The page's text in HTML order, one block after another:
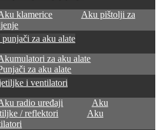
klamerice
Aku pištolji za
za aku alate
za aku alate
za aku alate
i ventilatori
radio uređaji
Aku
/ reflektori
Aku